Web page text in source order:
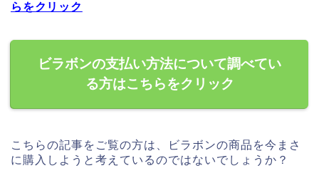
らをクリック
ビラボンの支払い方法について調べてい
る方はこちらをクリック
こちらの記事をご覧の方は、ビラボンの商品を今まさ
に購入しようと考えているのではないでしょうか？